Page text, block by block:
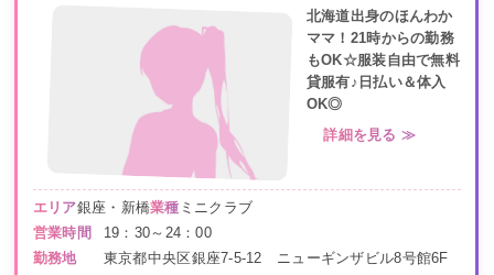
北海道出身のほんわか
ママ！21時からの勤務
もOK☆服装自由で無料
貸服有♪日払い＆体入
OK◎
詳細を見る ≫
エリア銀座・新橋業種 ミニクラブ
営業時間
19：30～24：00
勤務地
東京都中央区銀座7-5-12 ニューギンザビル8号館6F